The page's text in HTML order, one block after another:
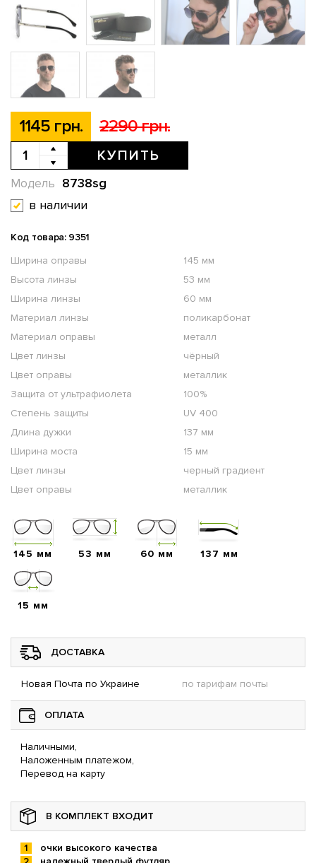
1145 грн. 2290 грн.
КУПИТЬ
8738sg
Модель
в наличии
Код товара: 9351
Ширина оправы
145 мм
Высота линзы
53 мм
Ширина линзы
60 мм
Материал линзы
поликарбонат
Материал оправы
металл
Цвет линзы
чёрный
Цвет оправы
металлик
Защита от ультрафиолета
100%
Степень защиты
UV 400
Длина дужки
137 мм
Ширина моста
15 мм
Цвет линзы
черный градиент
Цвет оправы
металлик
145 мм 53 мм 60 мм 137 мм
15 мм
ДОСТАВКА
Новая Почта по Украине по тарифам почты
ОПЛАТА
Наличными,
Наложенным платежом,
Перевод на карту
В КОМПЛЕКТ ВХОДИТ
очки высокого качества